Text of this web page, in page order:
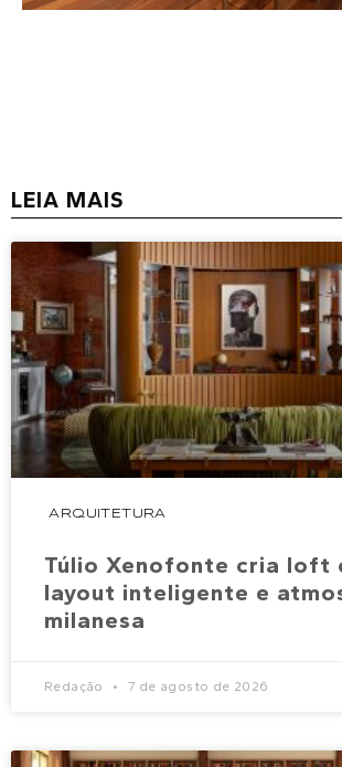
LEIA MAIS
ARQUITETURA
Túlio Xenofonte cria loft
layout inteligente e
milanesa
Redação 7 de agosto de 2026